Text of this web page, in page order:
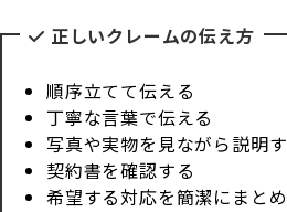
正しいクレームの伝え方
順序立てて伝える
丁寧な言葉で伝える
写真や実物を見ながら説明
契約書を確認する
希望する対応を簡潔にまと